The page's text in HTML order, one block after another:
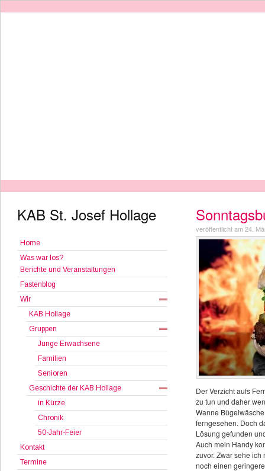
KAB St. Josef Hollage
Home
Was war los?
Berichte und Veranstaltungen
Fastenblog
Wir
KAB Hollage
Gruppen
Junge Erwachsene
Familien
Senioren
Geschichte der KAB Hollage
in Kürze
Chronik
50-Jahr-Feier
Kontakt
Termine
veröffentlicht am 24.
Der Verzicht aufs
zu tun und daher
Wanne
ferngesehen. Doch
Lösung gefunden
Auch mein Handy
zuvor. Zwar sehe
noch einen